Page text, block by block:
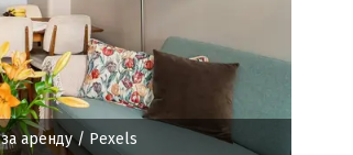
аренду/ Pexels